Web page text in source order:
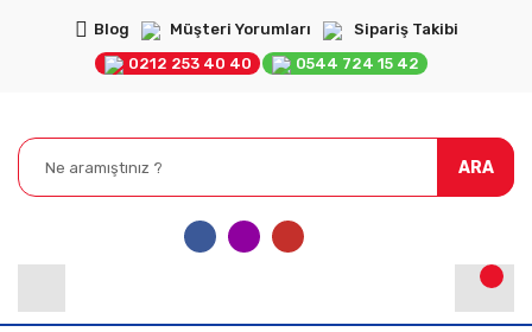
Blog Müşteri Yorumları
Sipariş Takibi
0212 253 40 40
0544 724 15 42
ARA